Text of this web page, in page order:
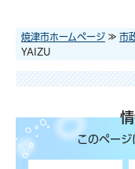
焼津市ホームページ ≫ 市
YAIZU
このページ